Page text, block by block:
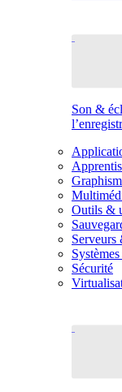
Son &
Outils &
Serveurs
Sécurité